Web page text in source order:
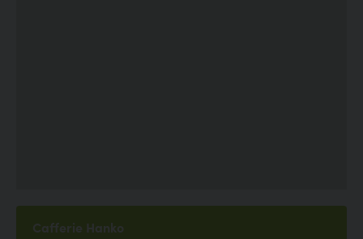
Cafferie Hanko